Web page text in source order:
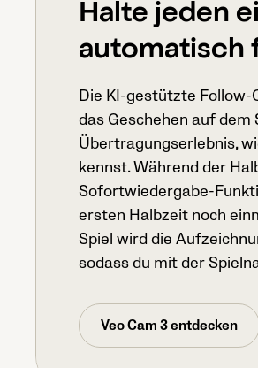
Halte jeden
automatisch
Die KI-gestützte
das Geschehen auf
Übertragungserlebnis,
kennst. Während der
Sofortwiedergabe-
ersten Halbzeit noch
Spiel wird die
sodass du mit der
Veo Cam 3 entdecken